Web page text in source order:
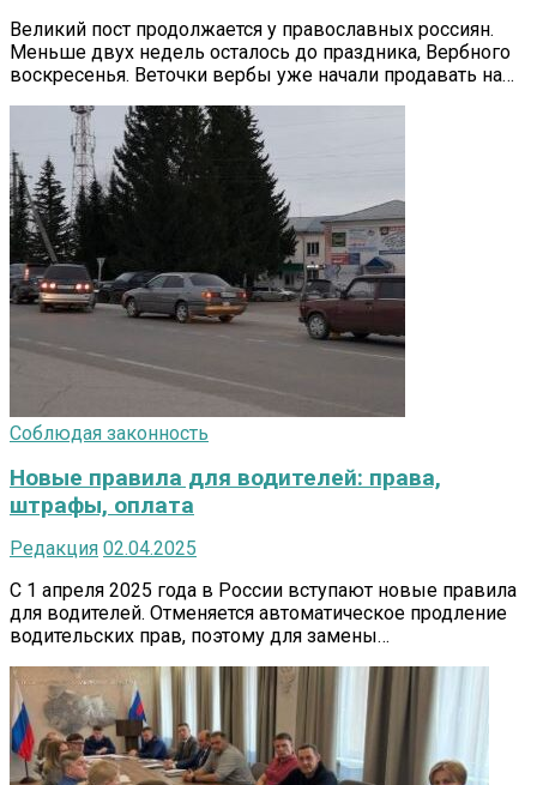
Великий пост продолжается у православных россиян.
Меньше двух недель осталось до праздника, Вербного
воскресенья. Веточки вербы уже начали продавать на…
Соблюдая законность
Новые правила для водителей: права,
штрафы, оплата
Редакция 02.04.2025
С 1 апреля 2025 года в России вступают новые правила
для водителей. Отменяется автоматическое продление
водительских прав, поэтому для замены…